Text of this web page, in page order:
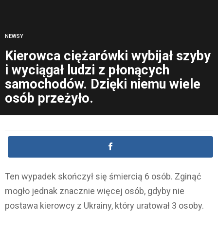
NEWSY
Kierowca ciężarówki wybijał szyby
i wyciągał ludzi z płonących
samochodów. Dzięki niemu wiele
osób przeżyło.
Ten wypadek skończył się śmiercią 6 osób. Zginąć
mogło jednak znacznie więcej osób, gdyby nie
postawa kierowcy z Ukrainy, który uratował 3 osoby.